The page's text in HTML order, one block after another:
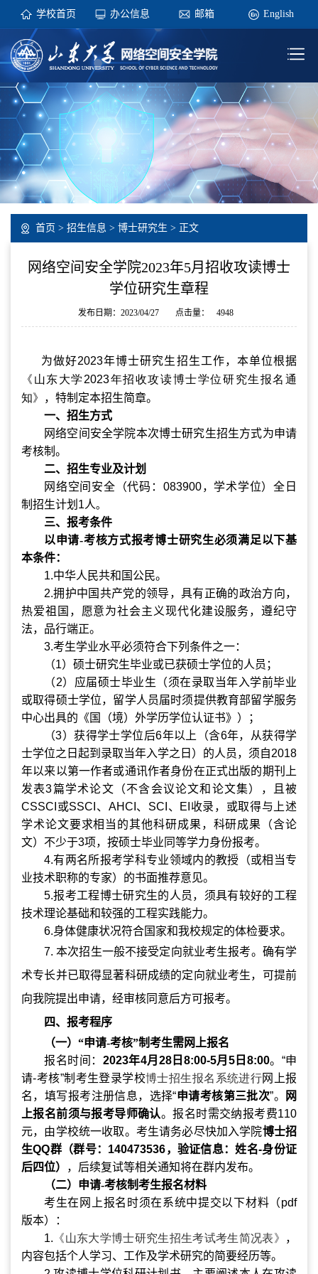
学校首页 办公信息 邮箱 English
首页 > 招生信息 > 博士研究生 > 正文
网络空间安全学院2023年5月招收攻读博士
学位研究生章程
发布日期：2023/04/27 点击量： 4948
为做好2023年博士研究生招生工作，本单位根据
《 山东大学2023年招收攻读博士学位研究生报名通
知》
，特制定本招生简章。
一、招生方式
网络空间安全学院本次博士研究生招生方式为申请
考核制。
二、招生专业及计划
网络空间安全（代码： 083900，学术学位）全日
制招生计划 1人。
三、报考条件
以申请-考核方式报考博士研究生必须满足以下基
本条件：
1.中华人民共和国公民。
2.拥护中国共产党的领导，具有正确的政治方向，
热爱祖国，愿意为社会主义现代化建设服务，遵纪守
法，品行端正。
3.考生学业水平必须符合下列条件之一：
（1）硕士研究生毕业或已获硕士学位的人员；
（2）应届硕士毕业生（须在录取当年入学前毕业
或取得硕士学位，留学人员届时须提供教育部留学服务
中心出具的《国（境）外学历学位认证书》）；
（3）获得学士学位后6年以上（含6年，从获得学
士学位之日起到录取当年入学之日）的人员，须自2018
年以来以第一作者或通讯作者身份在正式出版的期刊上
发表3篇学术论文（不含会议论文和论文集），且被
CSSCI 或SSCI 、 AHCI 、 SCI 、 EI 收录，或取得与上述
学术论文要求相当的其他科研成果，科研成果（含论
文）不少于3项，按硕士毕业同等学力身份报考。
4.有两名所报考学科专业领域内的教授（或相当专
业技术职称的专家）的书面推荐意见。
5.报考工程博士研究生的人员，须具有较好的工程
技术理论基础和较强的工程实践能力。
6.身体健康状况符合国家和我校规定的体检要求。
7. 本次招生一般不接受定向就业考生报考。确有学
术专长并已取得显著科研成绩的定向就业考生，可提前
向我院提出申请，经审核同意后方可报考。
四、报考程序
（一）“申请-考核”制考生需网上报名
报名时间： 2023年4月 28日 8:00-5月 5日 8:00。“申
请-考核”制考生登录学校博士招生报名系统进行网上报
名，填写报考注册信息，选择“申请考核第三批次”。
网
上报名前须与报考导师确认。报名时需交纳报考费110
元，由学校统一收取。考生请务必尽快加入学院博士招
生QQ群（群号： 140473536，验证信息：姓名-身份证
后四位）
，后续复试等相关通知将在群内发布。
（二）申请-考核制考生报名材料
考生在网上报名时须在系统中提交以下材料（pdf
版本）：
1. 《山东大学博士研究生招生考试考生简况表》
，
内容包括个人学习、工作及学术研究的简要经历等。